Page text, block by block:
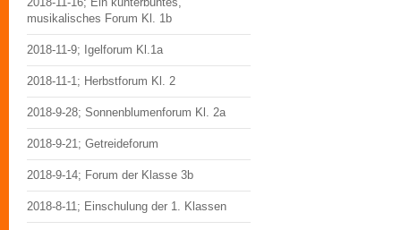
musikalisches Forum Kl. 1b
2018-11-9; Igelforum Kl.1a
2018-11-1; Herbstforum Kl. 2
2018-9-28; Sonnenblumenforum Kl. 2a
2018-9-21; Getreideforum
2018-9-14; Forum der Klasse 3b
2018-8-11; Einschulung der 1. Klassen